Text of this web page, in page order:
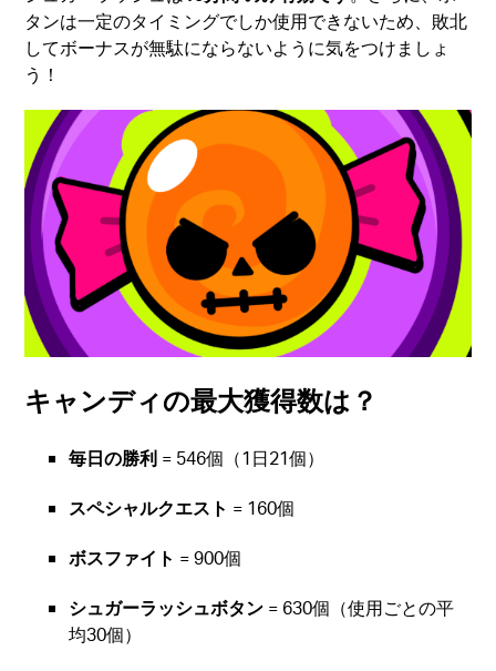
タンは一定のタイミングでしか使用できないため、敗北
してボーナスが無駄にならないように気をつけましょ
う！
キャンディの最大獲得数は？
毎日の勝利 = 546個（1日21個）
スペシャルクエスト = 160個
ボスファイト = 900個
シュガーラッシュボタン = 630個（使用ごとの平
均30個）